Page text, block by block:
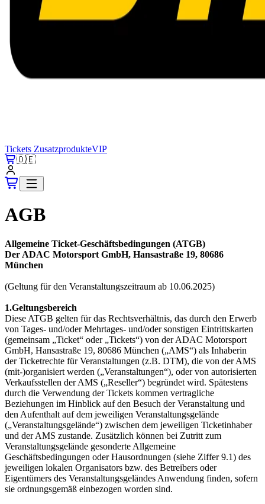
Tickets ZusatzprodukteVIP
🇩🇪
AGB
Allgemeine Ticket-Geschäftsbedingungen (ATGB)
Der ADAC Motorsport GmbH, Hansastraße 19, 80686
München
(Geltung für den Veranstaltungszeitraum ab 10.06.2025)
1.Geltungsbereich
Diese ATGB gelten für das Rechtsverhältnis, das durch den Erwerb
von Tages- und/oder Mehrtages- und/oder sonstigen Eintrittskarten
(gemeinsam „Ticket“ oder „Tickets“) von der ADAC Motorsport
GmbH, Hansastraße 19, 80686 München („AMS“) als Inhaberin
der Ticketrechte für Veranstaltungen (z.B. DTM), die von der AMS
(mit-)organisiert werden („Veranstaltungen“), oder von autorisierten
Verkaufsstellen der AMS („Reseller“) begründet wird. Spätestens
durch die Verwendung der Tickets kommen vertragliche
Beziehungen im Hinblick auf den Besuch der Veranstaltung und
den Aufenthalt auf dem jeweiligen Veranstaltungsgelände
(„Veranstaltungsgelände“) zwischen dem jeweiligen Ticketinhaber
und der AMS zustande. Zusätzlich können bei Zutritt zum
Veranstaltungsgelände gesonderte Allgemeine
Geschäftsbedingungen oder Hausordnungen (siehe Ziffer 9.1) des
jeweiligen lokalen Organisators bzw. des Betreibers oder
Eigentümers des Veranstaltungsgeländes Anwendung finden, sofern
sie ordnungsgemäß einbezogen worden sind.